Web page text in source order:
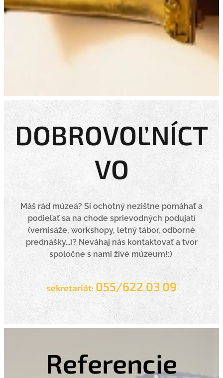
DOBROVOĽNÍCT
VO
Máš rád múzeá? Si ochotný nezištne pomáhať a
podieľať sa na chode sprievodných podujatí
(vernisáže, workshopy, letný tábor, odborné
prednášky...)? Neváhaj nás kontaktovať a tvor
spoločne s nami živé múzeum!:)
sekretariát: 055/622 03 09
Referencie